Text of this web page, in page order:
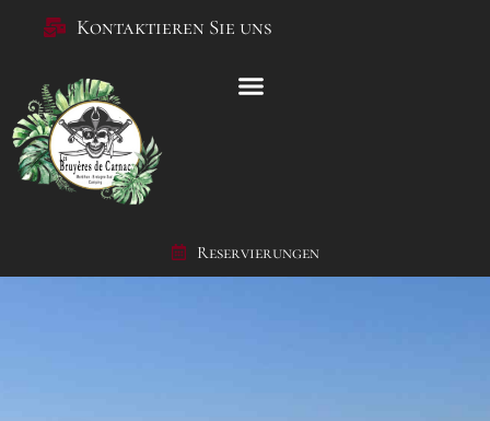
Kontaktieren Sie uns
Reservierungen